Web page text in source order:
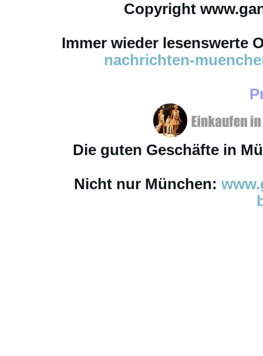
Copyright
Immer wieder lesenswerte
nachrichten-
Die guten Geschäfte in
Nicht nur München: